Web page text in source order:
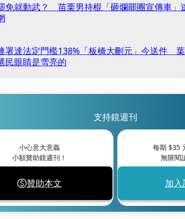
免就動武？ 苗栗男持棍「砸爛罷團宣傳車」
署達法定門檻138%「板橋大刪元」今送件
民眼睛是雪亮的
支持鏡週刊
小心意大意義
小額贊助鏡週刊！
贊助本文
每期 $35
無限閱
加入